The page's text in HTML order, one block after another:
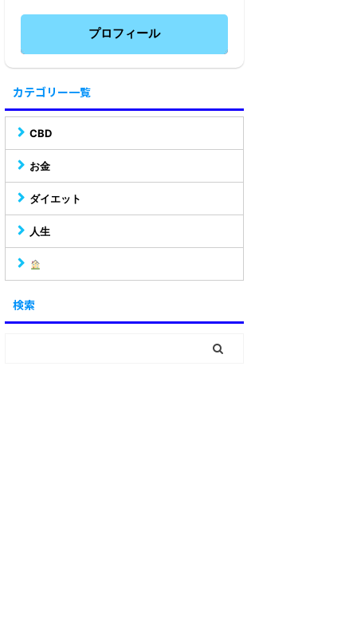
プロフィール
カテゴリー一覧
CBD
お金
ダイエット
人生
検索